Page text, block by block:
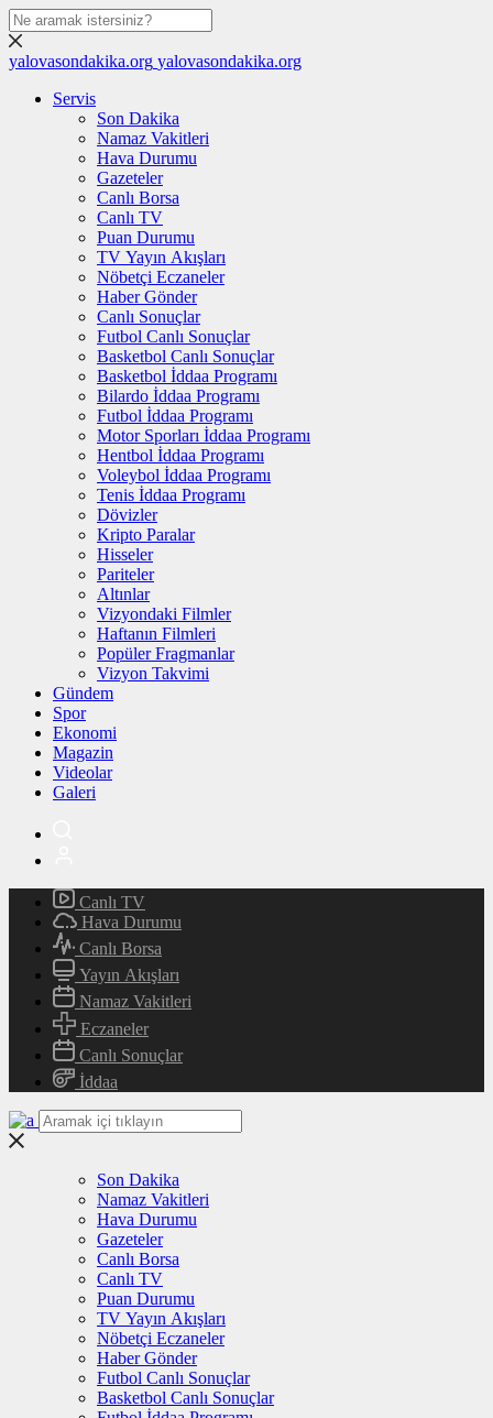
yalovasondakika.org yalovasondakika.org
Servis
Son Dakika
Namaz Vakitleri
Hava Durumu
Gazeteler
Canlı Borsa
Canlı TV
Puan Durumu
TV Yayın Akışları
Nöbetçi Eczaneler
Haber Gönder
Canlı Sonuçlar
Futbol Canlı Sonuçlar
Basketbol Canlı Sonuçlar
Basketbol İddaa Programı
Bilardo İddaa Programı
Futbol İddaa Programı
Motor Sporları İddaa Programı
Hentbol İddaa Programı
Voleybol İddaa Programı
Tenis İddaa Programı
Dövizler
Kripto Paralar
Hisseler
Pariteler
Altınlar
Vizyondaki Filmler
Haftanın Filmleri
Popüler Fragmanlar
Vizyon Takvimi
Gündem
Spor
Ekonomi
Magazin
Videolar
Galeri
Canlı TV
Hava Durumu
Canlı Borsa
Yayın Akışları
Namaz Vakitleri
Eczaneler
Canlı Sonuçlar
İddaa
Son Dakika
Namaz Vakitleri
Hava Durumu
Gazeteler
Canlı Borsa
Canlı TV
Puan Durumu
TV Yayın Akışları
Nöbetçi Eczaneler
Haber Gönder
Futbol Canlı Sonuçlar
Basketbol Canlı Sonuçlar